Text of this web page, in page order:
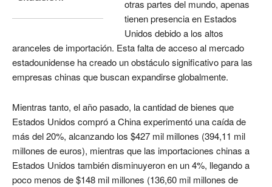
otras partes del mundo, apenas
tienen presencia en Estados
Unidos debido a los altos
aranceles de importación. Esta falta de acceso al mercado
estadounidense ha creado un obstáculo significativo para las
empresas chinas que buscan expandirse globalmente.
Mientras tanto, el año pasado, la cantidad de bienes que
Estados Unidos compró a China experimentó una caída de
más del 20%, alcanzando los $427 mil millones (394,11 mil
millones de euros), mientras que las importaciones chinas a
Estados Unidos también disminuyeron en un 4%, llegando a
poco menos de $148 mil millones (136,60 mil millones de